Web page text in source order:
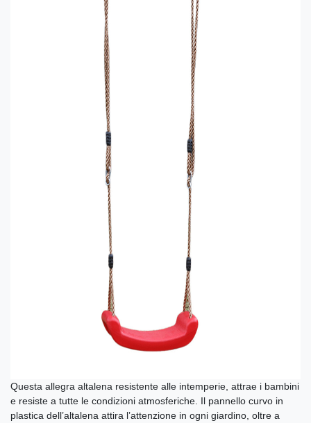
Questa allegra altalena resistente alle intemperie, attrae i bambini
e resiste a tutte le condizioni atmosferiche. Il pannello curvo in
plastica dell’altalena attira l’attenzione in ogni giardino, oltre a